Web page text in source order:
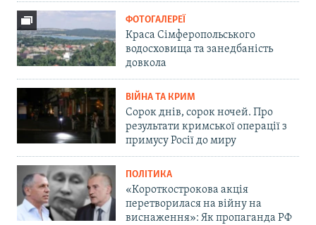
ФОТОГАЛЕРЕЇ
Краса Сімферопольського
водосховища та занедбаність
довкола
ВІЙНА ТА КРИМ
Сорок днів, сорок ночей. Про
результати кримської операції з
примусу Росії до миру
ПОЛІТИКА
«Короткострокова акція
перетворилася на війну на
виснаження»: Як пропаганда РФ